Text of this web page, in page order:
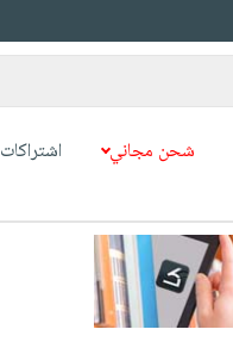
شحن مجاني اشتراكات